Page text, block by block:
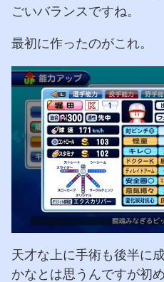
ごいバランスですね。
最初に作ったのがこれ。
天才な上に手術も後半に
かなとは思うんですが初